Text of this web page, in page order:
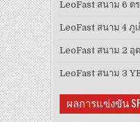
LeoFast สนาม 6 ต
LeoFast สนาม 4 ภู
LeoFast สนาม 2 อุ
LeoFast สนาม 3
ผลการแข่งขัน